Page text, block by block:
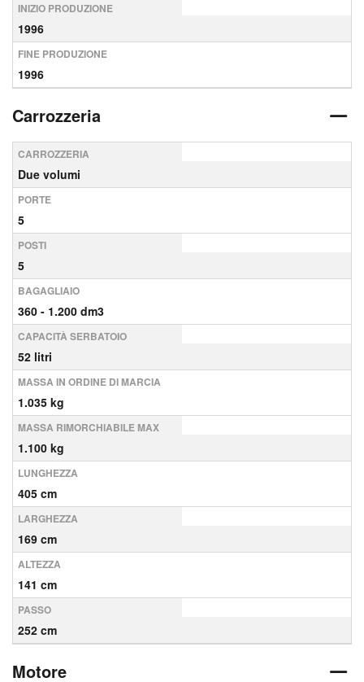
INIZIO PRODUZIONE
1996
FINE PRODUZIONE
1996
Carrozzeria
CARROZZERIA
Due volumi
PORTE
5
POSTI
5
BAGAGLIAIO
360 - 1.200 dm3
CAPACITÀ SERBATOIO
52 litri
MASSA IN ORDINE DI MARCIA
1.035 kg
MASSA RIMORCHIABILE MAX
1.100 kg
LUNGHEZZA
405 cm
LARGHEZZA
169 cm
ALTEZZA
141 cm
PASSO
252 cm
Motore